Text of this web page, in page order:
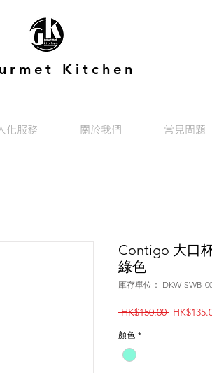
Kitchen
化服務 關於我們 常見問題
Contigo 大口
綠色
庫存單位： DKW-SWB-
HK$150.00 一
顏色 *